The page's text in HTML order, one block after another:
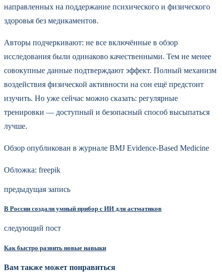
направленных на поддержание психического и физического
здоровья без медикаментов.
Авторы подчеркивают: не все включённые в обзор
исследования были одинаково качественными. Тем не менее
совокупные данные подтверждают эффект. Полный механизм
воздействия физической активности на сон ещё предстоит
изучить. Но уже сейчас можно сказать: регулярные
тренировки — доступный и безопасный способ высыпаться
лучше.
Обзор опубликован в журнале BMJ Evidence-Based Medicine
Обложка: freepik
предыдущая запись
В России создали умный прибор с ИИ для астматиков
следующий пост
Как быстро развить новые навыки
Вам также может понравиться